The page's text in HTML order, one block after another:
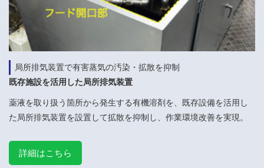
局所排気装置で有害蒸気の汚染・拡散を抑制
既存施設を活用した局所排気装置
薬液を取り扱う箇所から発生する有機溶剤を、既存設備を活用し
た局所排気装置を設置して拡散を抑制し、作業環境改善を実現。
詳細はこちら